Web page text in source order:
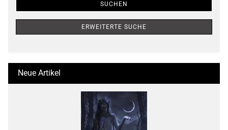
SUCHEN
ERWEITERTE SUCHE
Neue Artikel